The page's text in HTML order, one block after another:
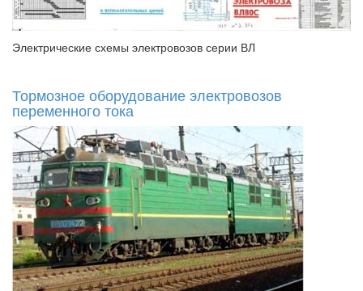
Электрические схемы электровозов серии ВЛ
Тормозное оборудование электровозов
переменного тока